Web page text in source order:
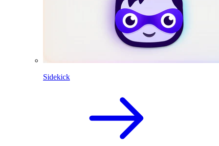
Sidekick